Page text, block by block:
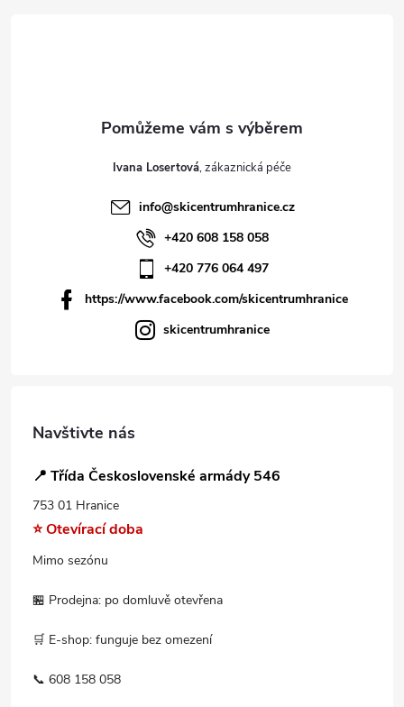
Ivana Losertová
info@skicentrumhranice.cz
+420 608 158 058
+420 776 064 497
https://www.facebook.com/skicentrumhranice
skicentrumhranice
Navštivte nás
📍 Třída Československé armády 546
753 01 Hranice
⭐ Otevírací doba
Mimo sezónu
🏪 Prodejna: po domluvě otevřena
🛒 E-shop: funguje bez omezení
📞 608 158 058